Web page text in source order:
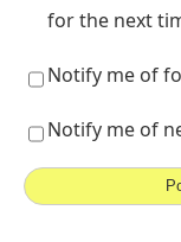
for the next
Notify me of
Notify me of